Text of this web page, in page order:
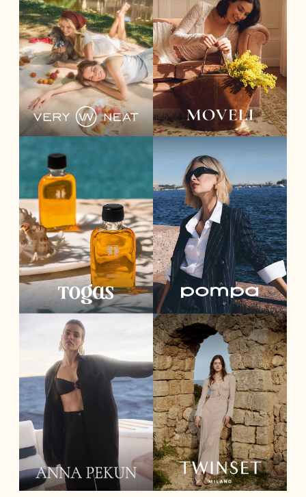
Я даюсогласие на обработку персональных
данных в соответствии сполитикой
конфиденциальности
и принимаю
условияпубличной оферты
ОТПРАВИТЬ